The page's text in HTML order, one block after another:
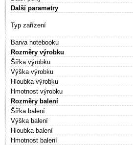
Další parametry
Typ zařízení
Barva notebooku
Rozměry výrobku
Šířka výrobku
Výška výrobku
Hloubka výrobku
Hmotnost výrobku
Rozměry balení
Šířka balení
Výška balení
Hloubka balení
Hmotnost balení